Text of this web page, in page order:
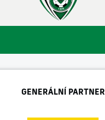
GENERÁLNÍ PARTNER